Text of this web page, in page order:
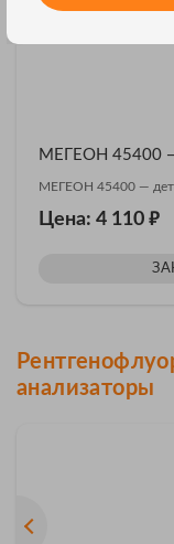
МЕГЕОН 45400 —
МЕГЕОН 45400 —
Цена: 4 110 ₽
анализаторы